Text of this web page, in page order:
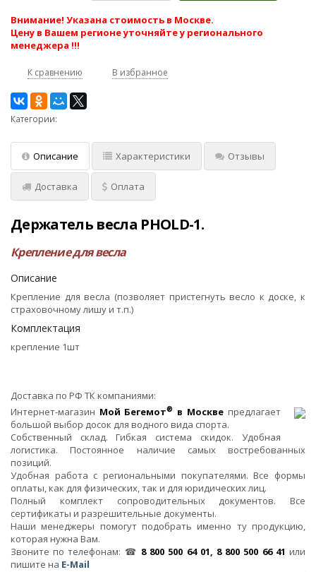
Внимание! Указана стоимость в Москве.
Цену в Вашем регионе уточняйте у регионального
менеджера !!!
К сравнению В избранное
Категории:
Описание Характеристики Отзывы
Доставка Оплата
Держатель весла PHOLD-1.
Крепление для весла
Описание
Крепление для весла (позволяет пристегнуть весло к доске, к
страховочному лишу и т.п.)
Комплектация
крепление 1шт
Доставка по РФ ТК компаниями:
Интернет-магазин Мой Бегемот® в Москвепредлагает
большой выбор досок для водного вида спорта.
Собственный склад. Гибкая система скидок. Удобная
логистика. Постоянное наличие самых востребованных
позиций.
Удобная работа с региональными покупателями. Все формы
оплаты, как для физических, так и для юридических лиц.
Полный комплект сопроводительных документов. Все
сертификаты и разрешительные документы.
Наши менеджеры помогут подобрать именно ту продукцию,
которая нужна Вам.
Звоните по телефонам: ☎ 8 800 500 64 01, 8 800 500 66 41 или
пишите на E-Mail